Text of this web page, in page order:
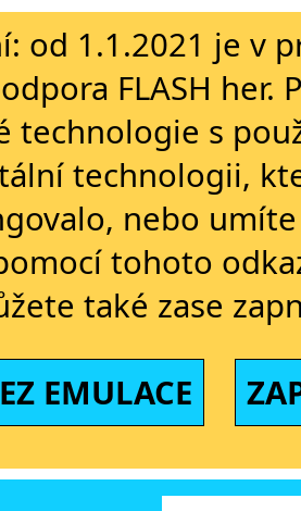
od 1.1.2021 je v
FLASH
technologie s
technologii,
nebo
tohoto
také zase
EMULACE